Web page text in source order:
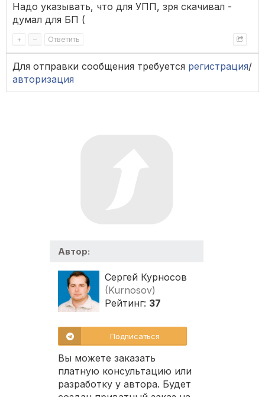
Надо указывать, что для УПП, зря скачивал -
думал для БП (
+ – Ответить
Для отправки сообщения требуется регистрация/
авторизация
Автор:
Сергей Курносов
(Kurnosov)
Рейтинг: 37
Подписаться
Вы можете заказать
платную консультацию или
разработку у автора. Будет